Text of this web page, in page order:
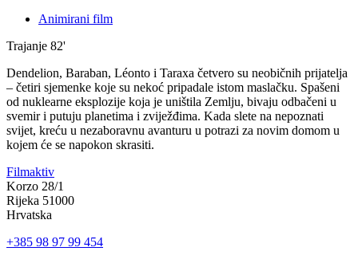
Animirani film
Trajanje 82'
Dendelion, Baraban, Léonto i Taraxa četvero su neobičnih prijatelja
– četiri sjemenke koje su nekoć pripadale istom maslačku. Spašeni
od nuklearne eksplozije koja je uništila Zemlju, bivaju odbačeni u
svemir i putuju planetima i zviježđima. Kada slete na nepoznati
svijet, kreću u nezaboravnu avanturu u potrazi za novim domom u
kojem će se napokon skrasiti.
Filmaktiv
Korzo 28/1
Rijeka 51000
Hrvatska
+385 98 97 99 454